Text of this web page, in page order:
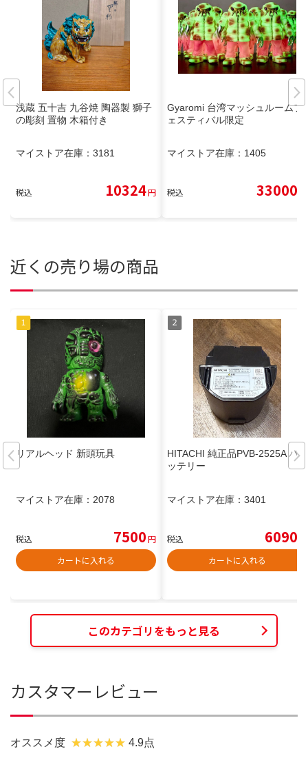
浅蔵 五十吉 九谷焼 陶器製 獅子
の彫刻 置物 木箱付き
マイストア在庫： 3181
税込 10324円
Gyaromi 台湾マッシュルームフ
ェスティバル限定
マイストア在庫： 1405
税込 33000
近くの売り場の商品
リアルヘッド 新頭玩具
マイストア在庫： 2078
税込 7500円
カートに入れる
HITACHI 純正品PVB-2525A バ
ッテリー
マイストア在庫： 3401
税込 6090
カートに入れる
このカテゴリをもっと見る
カスタマーレビュー
オススメ度 4.9点